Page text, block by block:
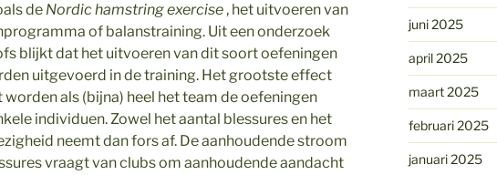
de Nordic hamstring exercise , het uitvoeren van
of balanstraining. Uit een onderzoek
blijkt dat het uitvoeren van dit soort oefeningen
uitgevoerd in de training. Het grootste effect
als (bijna) heel het team de oefeningen
individuen. Zowel het aantal blessures en het
neemt dan fors af. De aanhoudende stroom
vraagt van clubs om aanhoudende aandacht
juni 2025
april 2025
maart 2025
februari 2025
januari 2025